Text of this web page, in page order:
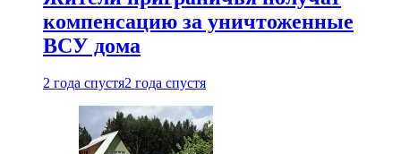
компенсацию за уничтоженные
ВСУ дома
2 года спустя2 года спустя